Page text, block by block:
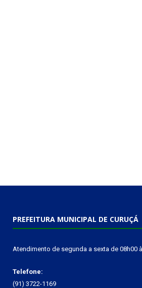
PREFEITURA MUNICIPAL DE CURUÇÁ
Atendimento de segunda a sexta de 08h00
Telefone:
(91) 3722-1169